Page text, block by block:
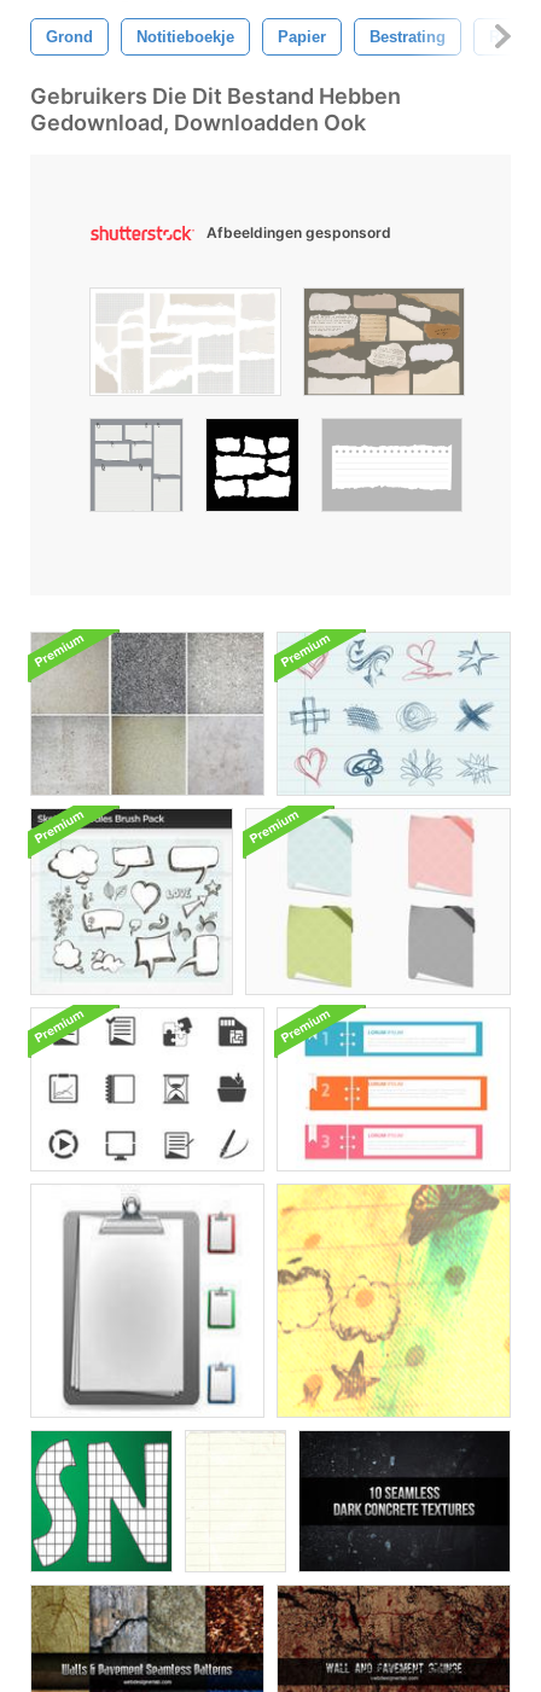
Grond Notitieboekje Papier Bestrating Ruw
Gebruikers Die Dit Bestand Hebben
Gedownload, Downloadden Ook
Afbeeldingen gesponsord